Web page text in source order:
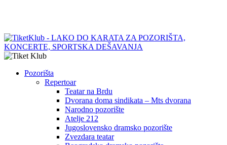
Pozorišta
Repertoar
Teatar na Brdu
Dvorana doma sindikata – Mts dvorana
Narodno pozorište
Atelje 212
Jugoslovensko dramsko pozorište
Zvezdara teatar